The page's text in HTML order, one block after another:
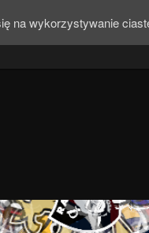
na wykorzystywanie